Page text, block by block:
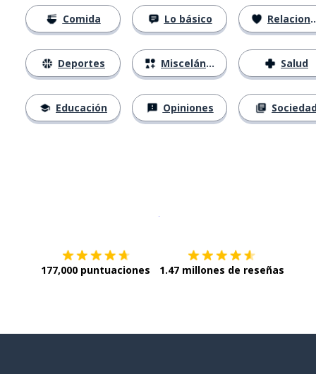
Comida
Deportes
Educación
Lo básico
Misceláneo
Opiniones
Relaciones
Salud
177,000 puntuaciones 1.47 millones de reseñas